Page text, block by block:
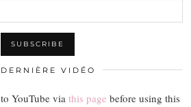
VIDÉO
YouTube via this page before using this